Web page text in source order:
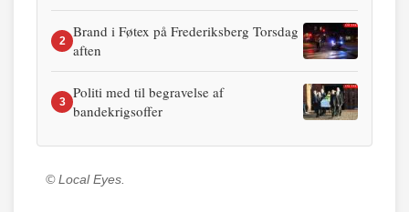
2
Brand i Føtex på Frederiksberg Torsdag
aften
3
Politi med til begravelse af
bandekrigsoffer
© Local Eyes.